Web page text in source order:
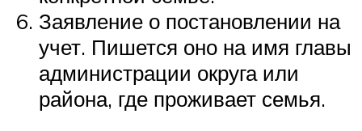
Заявление о постановлении на
учет. Пишется оно на имя главы
администрации округа или
района, где проживает семья.